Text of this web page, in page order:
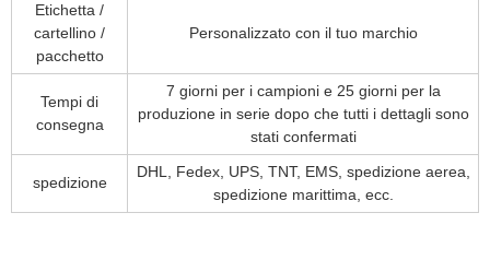
Etichetta /
cartellino /
pacchetto
Personalizzato con il tuo marchio
Tempi di
consegna
7 giorni per i campioni e 25 giorni per la
produzione in serie dopo che tutti i dettagli sono
stati confermati
spedizione
DHL, Fedex, UPS, TNT, EMS, spedizione aerea,
spedizione marittima, ecc.